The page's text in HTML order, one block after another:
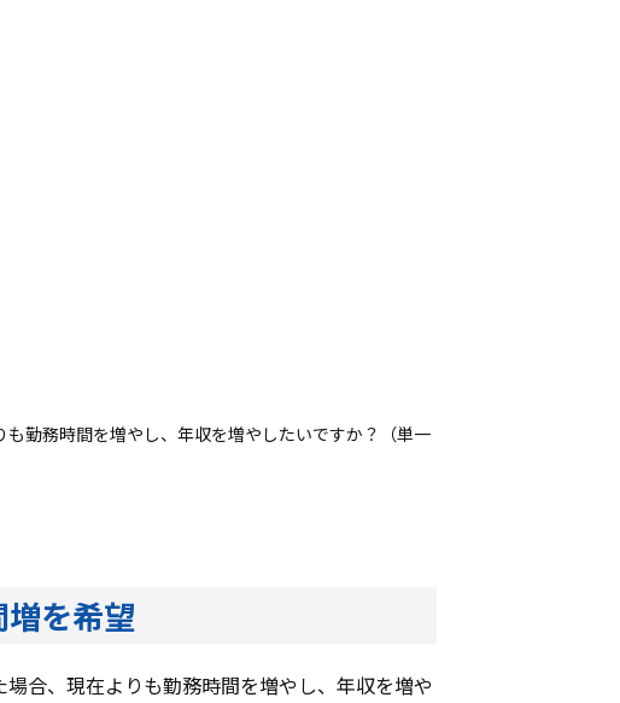
勤務時間を増やし、年収を増やしたいですか？（単一
増を希望
合、現在よりも勤務時間を増やし、年収を増や